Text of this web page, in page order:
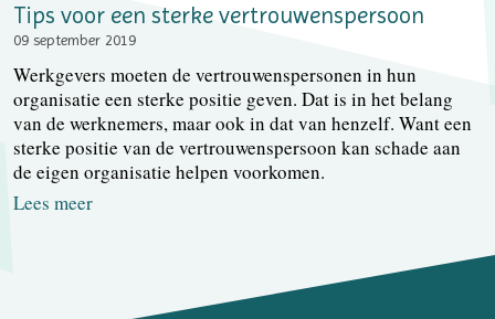
Tips voor een sterke vertrouwenspersoon
09 september 2019
Werkgevers moeten de vertrouwenspersonen in hun
organisatie een sterke positie geven. Dat is in het belang
van de werknemers, maar ook in dat van henzelf. Want een
sterke positie van de vertrouwenspersoon kan schade aan
de eigen organisatie helpen voorkomen.
Lees meer